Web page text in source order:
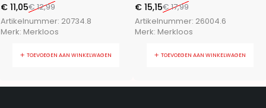
€12,99
€ 11,05
Artikelnummer: 20734.8
Merk: Merkloos
TOEVOEGEN AAN WINKELWAGEN
€17,99
€ 15,15
Artikelnummer: 26004.6
Merk: Merkloos
TOEVOEGEN AAN WINKELWAGEN